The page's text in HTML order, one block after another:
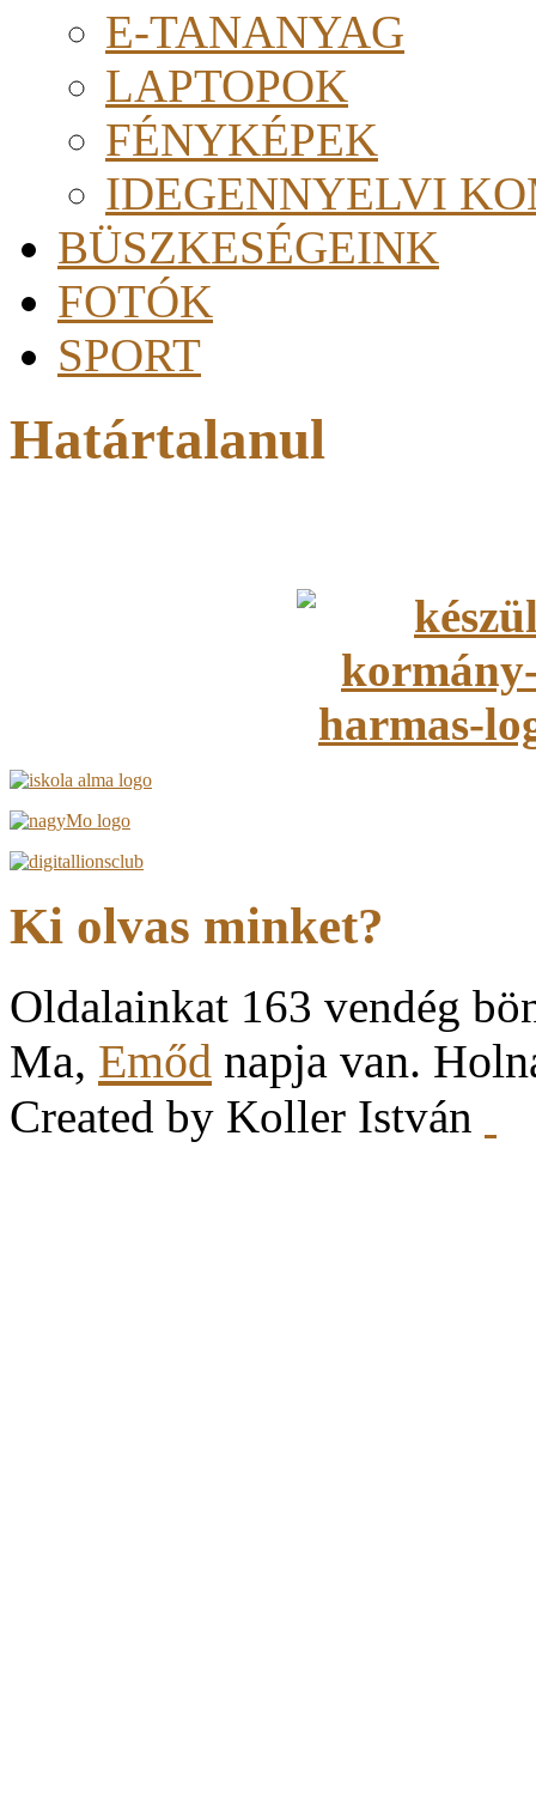
E-TANANYAG
LAPTOPOK
FÉNYKÉPEK
IDEGENNYELVI
BÜSZKESÉGEINK
FOTÓK
SPORT
Határtalanul
Ki olvas minket?
Oldalainkat 163 vendég
Ma, Emőd napja van.
Created by Koller István